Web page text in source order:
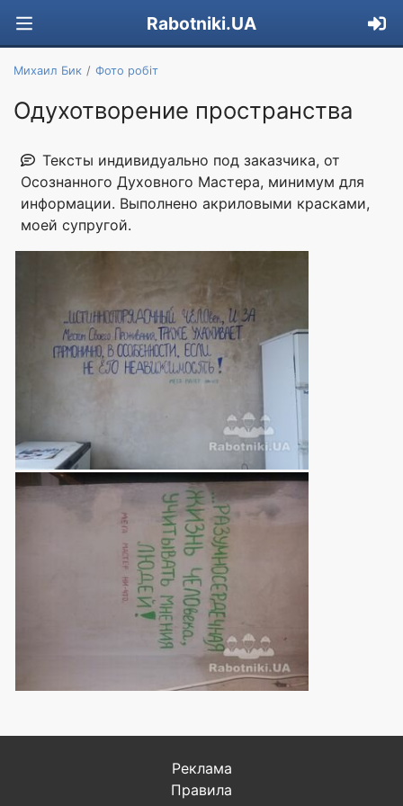
Rabotniki.UA
Михаил Бик Фото робіт
Одухотворение пространства
Тексты индивидуально под заказчика, от
Осознанного Духовного Мастера, минимум для
информации. Выполнено акриловыми красками,
моей супругой.
Реклама
Правила